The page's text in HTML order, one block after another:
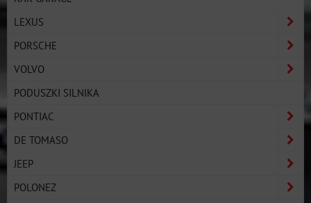
LEXUS
PORSCHE
VOLVO
PODUSZKI SILNIKA
PONTIAC
DE TOMASO
JEEP
POLONEZ